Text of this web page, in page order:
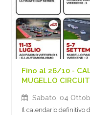
Fino al 26/10 -
MUGELLO CIRCUIT
Sabato, 04
Il calendario definitivo